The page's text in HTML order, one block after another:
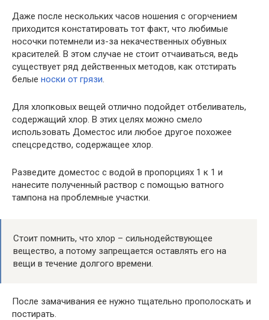
Даже после нескольких часов ношения с огорчением
приходится констатировать тот факт, что любимые
носочки потемнели из-за некачественных обувных
красителей. В этом случае не стоит отчаиваться, ведь
существует ряд действенных методов, как отстирать
белые носки от грязи.
Для хлопковых вещей отлично подойдет отбеливатель,
содержащий хлор. В этих целях можно смело
использовать Доместос или любое другое похожее
спецсредство, содержащее хлор.
Разведите доместос с водой в пропорциях 1 к 1 и
нанесите полученный раствор с помощью ватного
тампона на проблемные участки.
Стоит помнить, что хлор – сильнодействующее
вещество, а потому запрещается оставлять его на
вещи в течение долгого времени.
После замачивания ее нужно тщательно прополоскать и
постирать.